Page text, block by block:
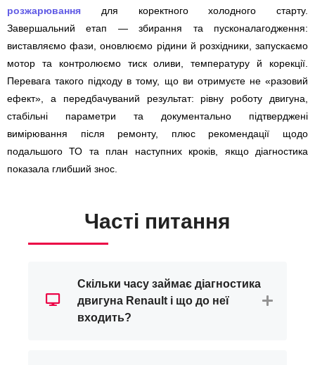
розжарювання для коректного холодного старту.
Завершальний етап — збирання та пусконалагодження:
виставляємо фази, оновлюємо рідини й розхідники, запускаємо
мотор та контролюємо тиск оливи, температуру й корекції.
Перевага такого підходу в тому, що ви отримуєте не «разовий
ефект», а передбачуваний результат: рівну роботу двигуна,
стабільні параметри та документально підтверджені
вимірювання після ремонту, плюс рекомендації щодо
подальшого ТО та план наступних кроків, якщо діагностика
показала глибший знос.
Часті питання
Скільки часу займає діагностика
двигуна Renault і що до неї
входить?